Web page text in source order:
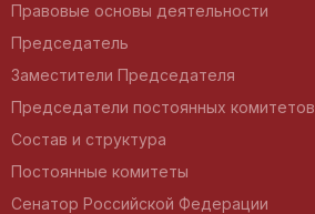
Правовые основы деятельности
Председатель
Заместители Председателя
Председатели постоянных комитетов
Состав и структура
Постоянные комитеты
Сенатор Российской Федерации